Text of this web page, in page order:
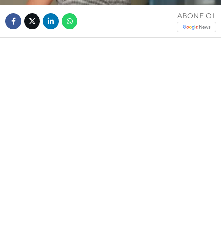
ABONE OL